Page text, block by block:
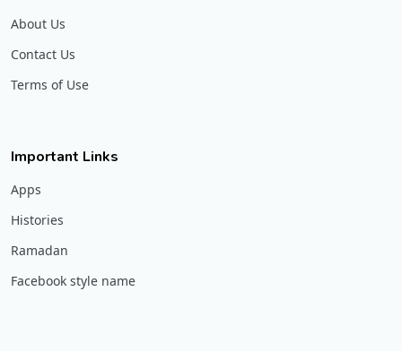
About Us
Contact Us
Terms of Use
Important Links
Apps
Histories
Ramadan
Facebook style name